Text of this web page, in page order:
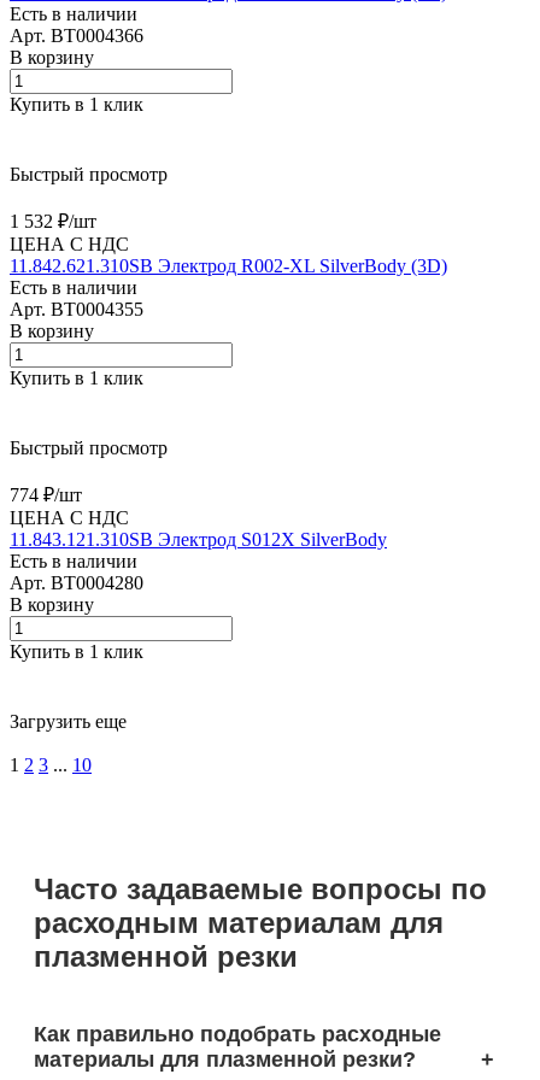
Есть в наличии
Арт. BT0004366
В корзину
Купить в 1 клик
Быстрый просмотр
1 532 ₽/шт
ЦЕНА С НДС
11.842.621.310SB Электрод R002-XL SilverBody (3D)
Есть в наличии
Арт. BT0004355
В корзину
Купить в 1 клик
Быстрый просмотр
774 ₽/шт
ЦЕНА С НДС
11.843.121.310SB Электрод S012X SilverBody
Есть в наличии
Арт. BT0004280
В корзину
Купить в 1 клик
Загрузить еще
1 2 3 ... 10
Часто задаваемые вопросы по
расходным материалам для
плазменной резки
Как правильно подобрать расходные
материалы для плазменной резки?
+